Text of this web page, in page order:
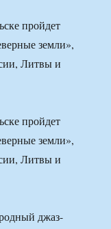
пройдет
земли»,
Литвы и
пройдет
земли»,
Литвы и